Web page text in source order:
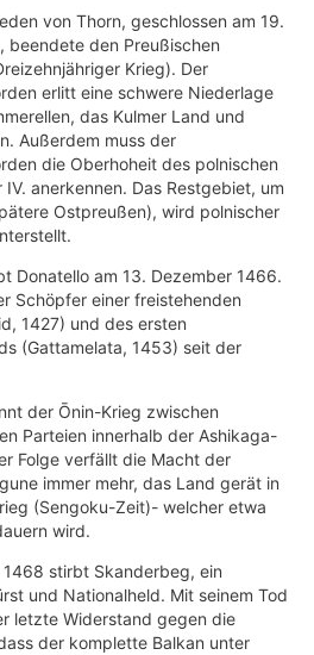
von Thorn, geschlossen am 19.
beendete den Preußischen
Krieg). Der
erlitt eine schwere Niederlage
das Kulmer Land und
Außerdem muss der
die Oberhoheit des polnischen
IV. anerkennen. Das Restgebiet, um
Ostpreußen), wird polnischer
Donatello am 13. Dezember 1466.
Schöpfer einer freistehenden
1427) und des ersten
(Gattamelata, 1453) seit der
der Ōnin-Krieg zwischen
Parteien innerhalb der Ashikaga-
Folge verfällt die Macht der
immer mehr, das Land gerät in
(Sengoku-Zeit)- welcher etwa
wird.
1468 stirbt Skanderbeg, ein
und Nationalheld. Mit seinem Tod
letzte Widerstand gegen die
der komplette Balkan unter